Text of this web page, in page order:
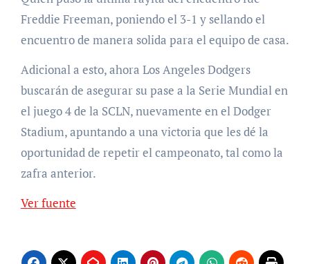
Freddie Freeman, poniendo el 3-1 y sellando el
encuentro de manera solida para el equipo de casa.
Adicional a esto, ahora Los Angeles Dodgers
buscarán de asegurar su pase a la Serie Mundial en
el juego 4 de la SCLN, nuevamente en el Dodger
Stadium, apuntando a una victoria que les dé la
oportunidad de repetir el campeonato, tal como la
zafra anterior.
Ver fuente